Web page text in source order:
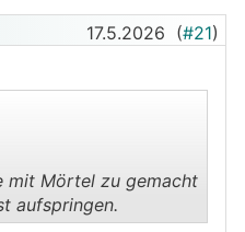
17.5.2026 (#21)
mit Mörtel zu gemacht
aufspringen.